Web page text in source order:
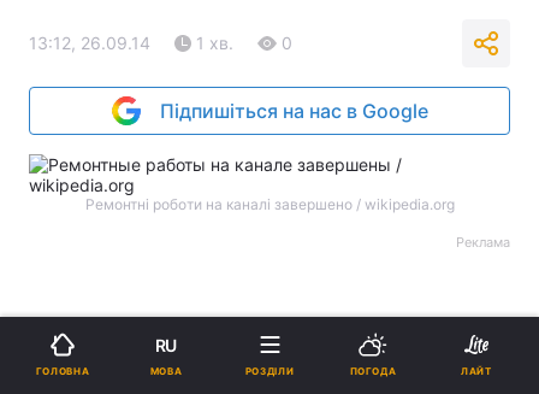
13:12, 26.09.14 1 хв. 0
Підпишіться на нас в Google
Ремонтні роботи на каналі завершено / wikipedia.org
Реклама
ГОЛОВНА
RU
МОВА РОЗДІЛИ ПОГОДА ЛАЙТ